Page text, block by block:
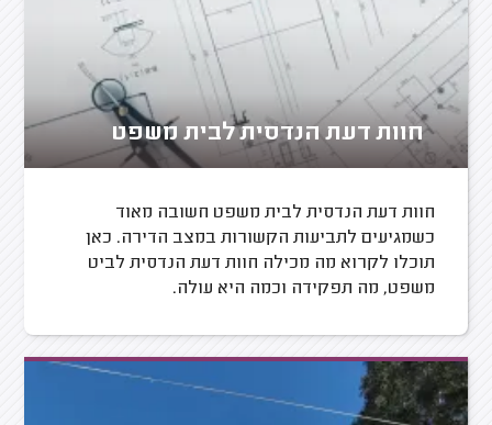
חוות דעת הנדסית לבית משפט
חוות דעת הנדסית לבית משפט חשובה מאוד
כשמגיעים לתביעות הקשורות במצב הדירה. כאן
תוכלו לקרוא מה מכילה חוות דעת הנדסית לביט
משפט, מה תפקידה וכמה היא עולה.